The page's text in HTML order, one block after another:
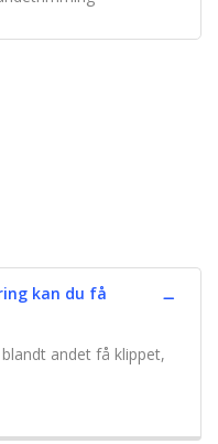
kan du få
andet få klippet,